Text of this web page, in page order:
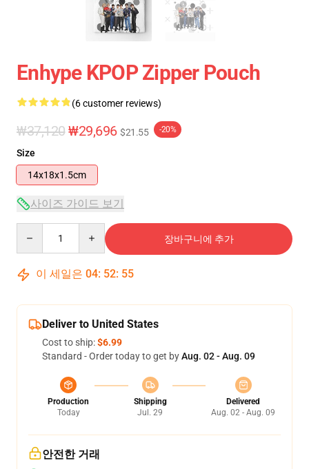
Enhype KPOP Zipper Pouch
(6 customer reviews)
₩37,120₩29,696 $21.55 -20%
Size
14x18x1.5cm
사이즈 가이드 보기
장바구니에 추가
이 세일은 04: 52: 54
Deliver to United States
Cost to ship:$6.99
Standard - Order today to get byAug. 02 - Aug. 09
Production
Today
Shipping
Jul. 29
Delivered
Aug. 02 - Aug. 09
안전한 거래